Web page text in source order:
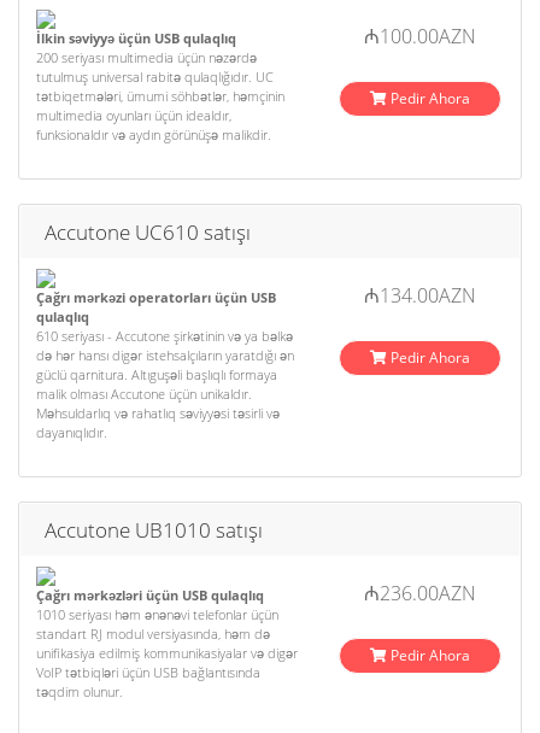
İlkin səviyyə üçün USB qulaqlıq
200 seriyası multimedia üçün nəzərdə
tutulmuş universal rabitə qulaqlığıdır. UC
tətbiqetmələri, ümumi söhbətlər, həmçinin
multimedia oyunları üçün idealdır,
funksionaldır və aydın görünüşə malikdir.
₼100.00AZN
Pedir Ahora
Accutone UC610 satışı
Çağrı mərkəzi operatorları üçün USB
qulaqlıq
610 seriyası - Accutone şirkətinin və ya bəlkə
də hər hansı digər istehsalçıların yaratdığı ən
güclü qarnitura. Altıguşəli başlıqlı formaya
malik olması Accutone üçün unikaldır.
Məhsuldarlıq və rahatlıq səviyyəsi təsirli və
dayanıqlıdır.
₼134.00AZN
Pedir Ahora
Accutone UB1010 satışı
Çağrı mərkəzləri üçün USB qulaqlıq
1010 seriyası həm ənənəvi telefonlar üçün
standart RJ modul versiyasında, həm də
unifikasiya edilmiş kommunikasiyalar və digər
VoIP tətbiqləri üçün USB bağlantısında
təqdim olunur.
₼236.00AZN
Pedir Ahora